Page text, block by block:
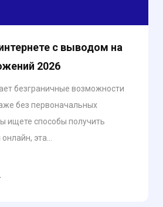
с выводом на
2026
безграничные возможности
без первоначальных
ищете способы получить
эта...